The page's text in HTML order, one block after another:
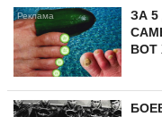
ЗА
ВОТ